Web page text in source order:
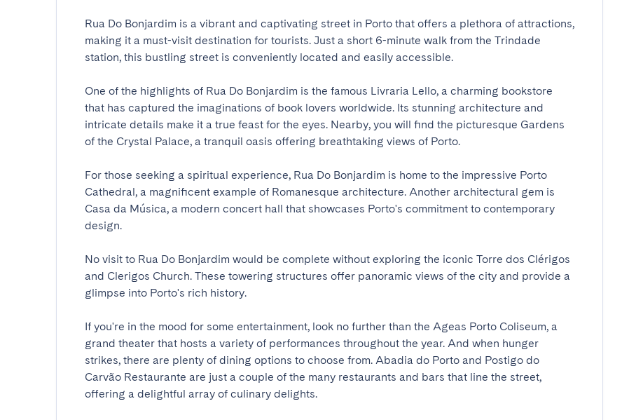
Rua Do Bonjardim is a vibrant and captivating street in Porto that offers a plethora of attractions,
making it a must-visit destination for tourists. Just a short 6-minute walk from the Trindade
station, this bustling street is conveniently located and easily accessible.
One of the highlights of Rua Do Bonjardim is the famous Livraria Lello, a charming bookstore
that has captured the imaginations of book lovers worldwide. Its stunning architecture and
intricate details make it a true feast for the eyes. Nearby, you will find the picturesque Gardens
of the Crystal Palace, a tranquil oasis offering breathtaking views of Porto.
For those seeking a spiritual experience, Rua Do Bonjardim is home to the impressive Porto
Cathedral, a magnificent example of Romanesque architecture. Another architectural gem is
Casa da Música, a modern concert hall that showcases Porto's commitment to contemporary
design.
No visit to Rua Do Bonjardim would be complete without exploring the iconic Torre dos Clérigos
and Clerigos Church. These towering structures offer panoramic views of the city and provide a
glimpse into Porto's rich history.
If you're in the mood for some entertainment, look no further than the Ageas Porto Coliseum, a
grand theater that hosts a variety of performances throughout the year. And when hunger
strikes, there are plenty of dining options to choose from. Abadia do Porto and Postigo do
Carvão Restaurante are just a couple of the many restaurants and bars that line the street,
offering a delightful array of culinary delights.